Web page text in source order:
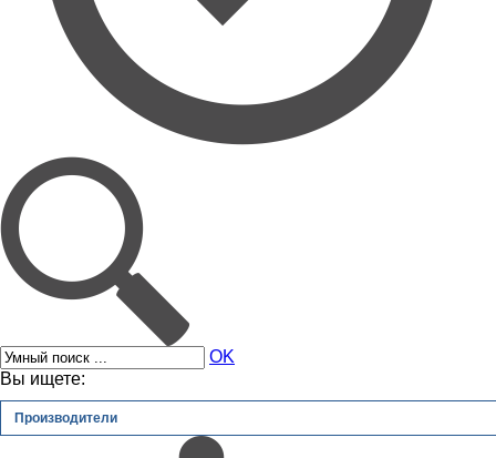
OK
Вы ищете:
Производители